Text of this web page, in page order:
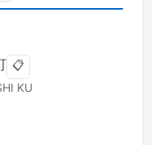
📋
KU